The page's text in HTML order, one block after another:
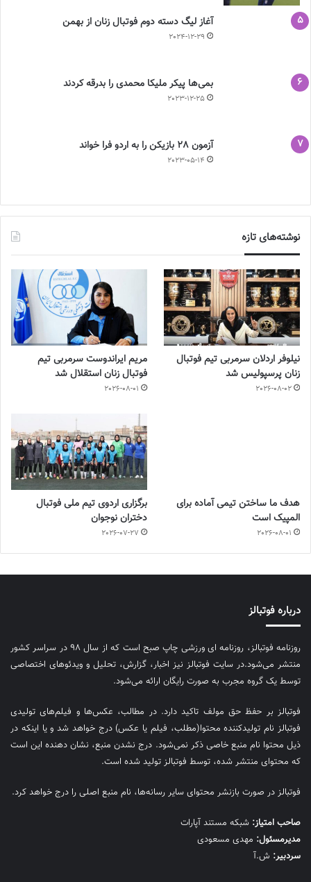
آغاز لیگ دسته دوم فوتبال زنان از بهمن
2024-12-29
بمی‌ها پیکر ملیکا محمدی را بدرقه کردند
2023-12-25
آزمون 28 بازیکن را به اردو فرا خواند
2023-05-14
نوشته‌های تازه
نیلوفر اردلان سرمربی تیم فوتبال
زنان پرسپولیس شد
2026-08-02
مریم ایراندوست سرمربی تیم
فوتبال زنان استقلال شد
2026-08-01
هدف ما ساختن تیمی آماده برای
المپیک است
2026-08-01
برگزاری اردوی تیم ملی فوتبال
دختران نوجوان
2026-07-27
درباره فوتبالز
روزنامه فوتبالز، روزنامه ای ورزشی چاپ صبح است که از سال ۹۸ در سراسر کشور
منتشر می‌شود.در سایت فوتبالز نیز اخبار، گزارش، تحلیل و ویدئوهای اختصاصی
توسط یک گروه مجرب به صورت رایگان ارائه می‌شود.
فوتبالز بر حفظ حق مولف تاکید دارد. در مطالب، عکس‌ها و فیلم‌های تولیدی
فوتبالز نام تولیدکننده محتوا(مطلب، فیلم یا عکس) درج خواهد شد و یا اینکه در
ذیل محتوا نام منبع خاصی ذکر نمی‌‎شود. درج نشدن منبع، نشان دهنده این است
که محتوای منتشر شده، توسط فوتبالز تولید شده است.
فوتبالز در صورت بازنشر محتوای سایر رسانه‌ها، نام منبع اصلی را درج خواهد کرد.
صاحب امتیاز: شبکه مستند آپارات
مديرمسئول: مهدی مسعودی
سردبیر: ش.آ